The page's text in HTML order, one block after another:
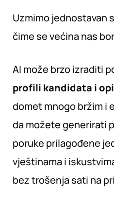
Uzmimo jednostavan
čime se većina nas
AI može brzo izraditi
profili kandidata i
domet mnogo bržim i
da možete generirati
poruke prilagođene
vještinama i
bez trošenja sati na